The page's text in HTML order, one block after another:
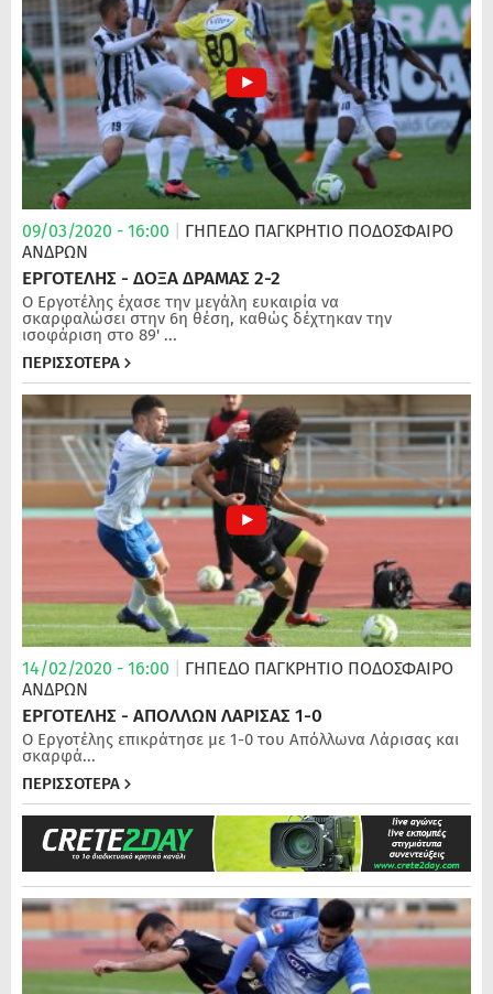
09/03/2020 - 16:00 ΓΗΠΕΔΟ ΠΑΓΚΡΗΤΙΟ ΠΟΔΌΣΦΑΙΡΟ
ΑΝΔΡΏΝ
ΕΡΓΟΤΕΛΗΣ - ΔΟΞΑ ΔΡΑΜΑΣ 2-2
Ο Εργοτέλης έχασε την μεγάλη ευκαιρία να
σκαρφαλώσει στην 6η θέση, καθώς δέχτηκαν την
ισοφάριση στο 89' ...
ΠΕΡΙΣΣΟΤΕΡΑ
14/02/2020 - 16:00 ΓΗΠΕΔΟ ΠΑΓΚΡΗΤΙΟ ΠΟΔΌΣΦΑΙΡΟ
ΑΝΔΡΏΝ
ΕΡΓΟΤΕΛΗΣ - ΑΠΟΛΛΩΝ ΛΑΡΙΣΑΣ 1-0
Ο Εργοτέλης επικράτησε με 1-0 του Απόλλωνα Λάρισας και
σκαρφά...
ΠΕΡΙΣΣΟΤΕΡΑ